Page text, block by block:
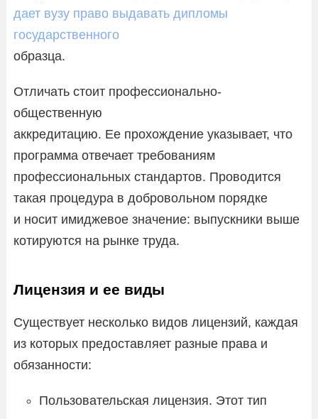
дает вузу право выдавать дипломы
государственного
образца.
Отличать стоит профессионально-
общественную
аккредитацию. Ее прохождение указывает, что
программа отвечает требованиям
профессиональных стандартов. Проводится
такая процедура в добровольном порядке
и носит имиджевое значение: выпускники выше
котируются на рынке труда.
Лицензия и ее виды
Существует несколько видов лицензий, каждая
из которых предоставляет разные права и
обязанности:
Пользовательская лицензия. Этот тип